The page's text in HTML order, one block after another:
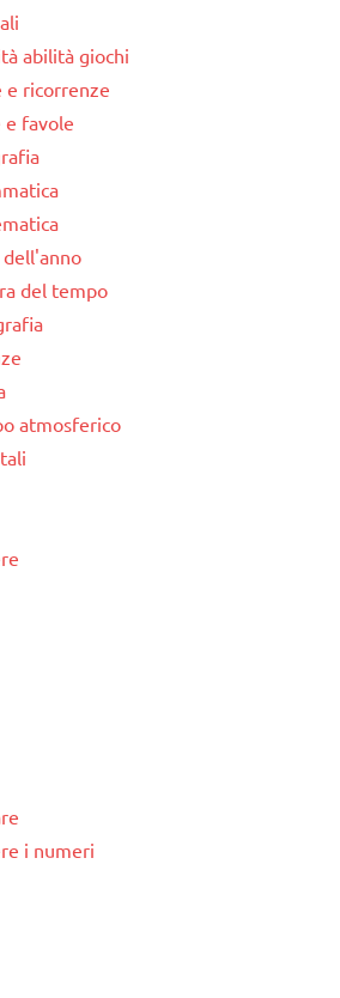
abilità giochi
e ricorrenze
e favole
del tempo
atmosferico
i numeri